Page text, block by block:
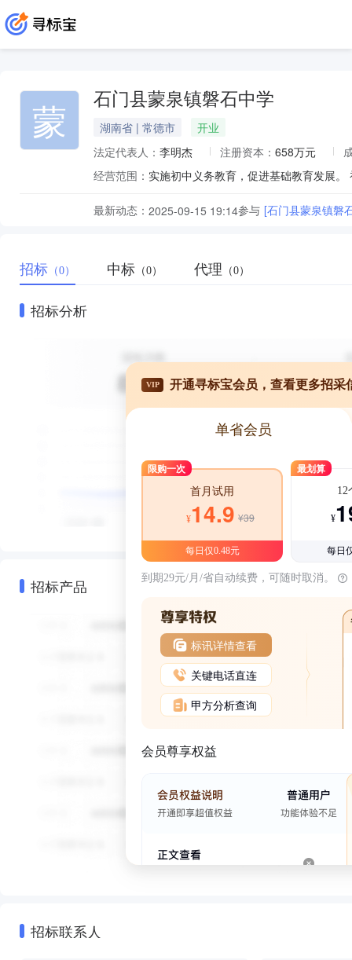
蒙 石门县蒙泉镇磐石中学
湖南省 | 常德市
开业
法定代表人： 李明杰 注册资本： 658万元
经营范围： 实施初中义务教育，促进基础教育发展。
最新动态： 2025-09-15 19:14参与 [石门县蒙泉镇磐
招标 （0） 中标 （0） 代理 （0）
招标分析
招标产品
VIP 开通寻标宝会员，查看更多招采
单省会员
限购一次
首月试用
¥14.9 ¥39
每日仅0.48元
最划算
12
¥
每日
到期29元/月/省自动续费，可随时取消。
标讯详情查看
关键电话直连
甲方分析查询
会员尊享权益
招标联系人